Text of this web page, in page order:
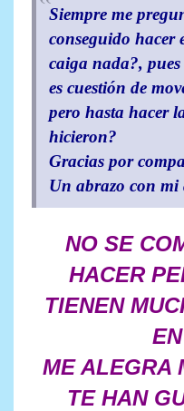
Siempre me
conseguido hacer
caiga nada?,
es cuestión de
pero hasta hacer
hicieron?
Gracias por
Un abrazo con mi
NO SE
HACER
TIENEN
ME ALEGRA
TE HAN